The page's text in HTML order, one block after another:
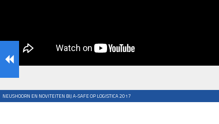
NEUSHOORN EN NOVITEITEN BIJ A-SAFE OP LOGISTICA 2017